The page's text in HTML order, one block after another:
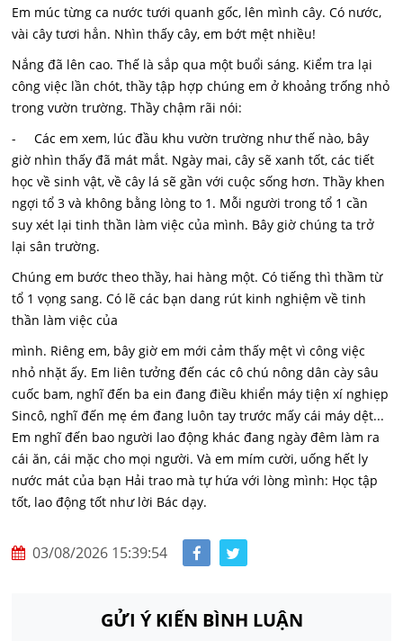
Em múc từng ca nước tưới quanh gốc, lên mình cây. Có nước,
vài cây tươi hẳn. Nhìn thấy cây, em bớt mệt nhiều!
Nắng đã lên cao. Thế là sắp qua một buổi sáng. Kiểm tra lại
công việc lần chót, thầy tập hợp chúng em ở khoảng trống nhỏ
trong vườn trường. Thầy chậm rãi nói:
- Các em xem, lúc đầu khu vườn trường như thế nào, bây
giờ nhìn thấy đã mát mắt. Ngày mai, cây sẽ xanh tốt, các tiết
học về sinh vật, về cây lá sẽ gần với cuộc sống hơn. Thầy khen
ngợi tổ 3 và không bằng lòng to 1. Mỗi người trong tổ 1 cần
suy xét lại tinh thần làm việc của mình. Bây giờ chúng ta trở
lại sân trường.
Chúng em bước theo thầy, hai hàng một. Có tiếng thì thầm từ
tổ 1 vọng sang. Có lẽ các bạn dang rút kinh nghiệm về tinh
thần làm việc của
mình. Riêng em, bây giờ em mới cảm thấy mệt vì công việc
nhỏ nhặt ấy. Em liên tưởng đến các cô chú nông dân cày sâu
cuốc bam, nghĩ đến ba ein đang điều khiển máy tiện xí nghiẹp
Sincô, nghĩ đến mẹ ém đang luôn tay trước mấy cái máy dệt...
Em nghĩ đến bao người lao động khác đang ngày đêm làm ra
cái ăn, cái mặc cho mọi người. Và em mím cười, uống hết ly
nước mát của bạn Hải trao mà tự hứa với lòng mình: Học tập
tốt, lao động tốt như lời Bác dạy.
03/08/2026 15:39:54
GỬI Ý KIẾN BÌNH LUẬN